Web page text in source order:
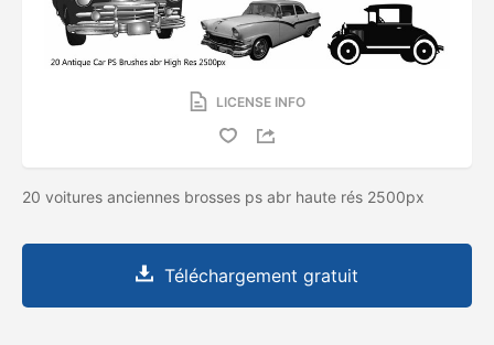
LICENSE INFO
20 voitures anciennes brosses ps abr haute rés 2500px
Téléchargement gratuit